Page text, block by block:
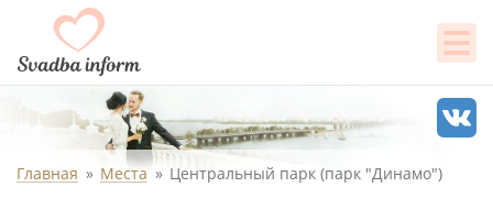
Главная Места Центральный парк (парк "Динамо")